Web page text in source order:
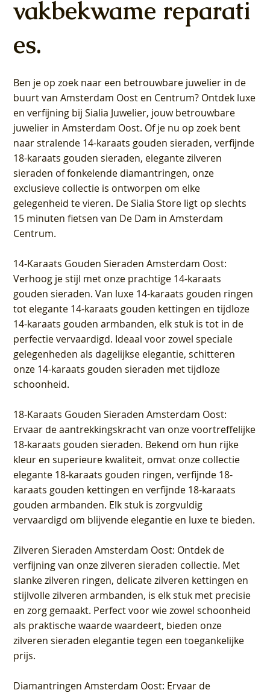
vakbekwame reparati
es.
Ben je op zoek naar een betrouwbare juwelier in de
buurt van Amsterdam Oost en Centrum? Ontdek luxe
en verfijning bij Sialia Juwelier, jouw betrouwbare
juwelier in Amsterdam Oost. Of je nu op zoek bent
naar stralende 14-karaats gouden sieraden, verfijnde
18-karaats gouden sieraden, elegante zilveren
sieraden of fonkelende diamantringen, onze
exclusieve collectie is ontworpen om elke
gelegenheid te vieren. De Sialia Store ligt op slechts
15 minuten fietsen van De Dam in Amsterdam
Centrum.
14-Karaats Gouden Sieraden Amsterdam Oost:
Verhoog je stijl met onze prachtige 14-karaats
gouden sieraden. Van luxe 14-karaats gouden ringen
tot elegante 14-karaats gouden kettingen en tijdloze
14-karaats gouden armbanden, elk stuk is tot in de
perfectie vervaardigd. Ideaal voor zowel speciale
gelegenheden als dagelijkse elegantie, schitteren
onze 14-karaats gouden sieraden met tijdloze
schoonheid.
18-Karaats Gouden Sieraden Amsterdam Oost:
Ervaar de aantrekkingskracht van onze voortreffelijke
18-karaats gouden sieraden. Bekend om hun rijke
kleur en superieure kwaliteit, omvat onze collectie
elegante 18-karaats gouden ringen, verfijnde 18-
karaats gouden kettingen en verfijnde 18-karaats
gouden armbanden. Elk stuk is zorgvuldig
vervaardigd om blijvende elegantie en luxe te bieden.
Zilveren Sieraden Amsterdam Oost: Ontdek de
verfijning van onze zilveren sieraden collectie. Met
slanke zilveren ringen, delicate zilveren kettingen en
stijlvolle zilveren armbanden, is elk stuk met precisie
en zorg gemaakt. Perfect voor wie zowel schoonheid
als praktische waarde waardeert, bieden onze
zilveren sieraden elegantie tegen een toegankelijke
prijs.
Diamantringen Amsterdam Oost: Ervaar de